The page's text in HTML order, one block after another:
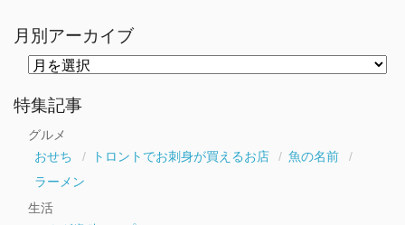
月別アーカイブ
ー
カ
特集記事
グルメ
おせち
トロントでお刺身が買えるお店
魚の名前
ラーメン
生活